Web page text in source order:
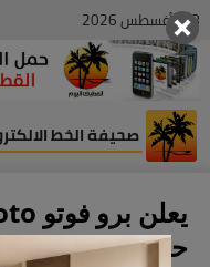
08 , أغسطس 2026
صحيفة الخط
حاجته إلى: -